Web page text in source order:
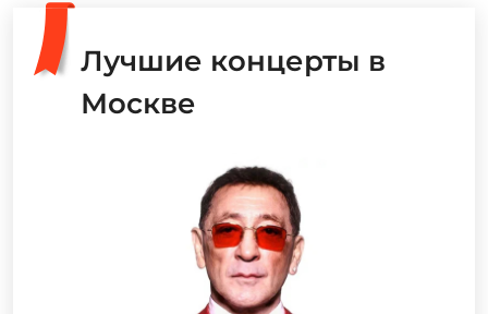
Лучшие концерты в
Москве